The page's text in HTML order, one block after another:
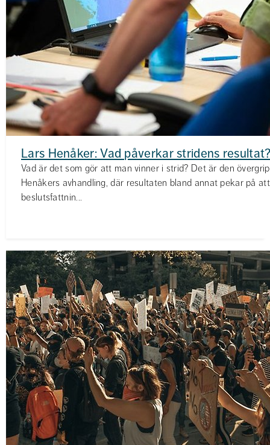
Lars Henåker: Vad påverkar stridens
Vad är det som gör att man vinner i strid? Det är den
Henåkers avhandling, där resultaten bland annat pekar på
beslutsfattnin...